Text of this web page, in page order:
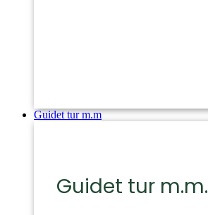
Guidet tur m.m
Guidet tur m.m.